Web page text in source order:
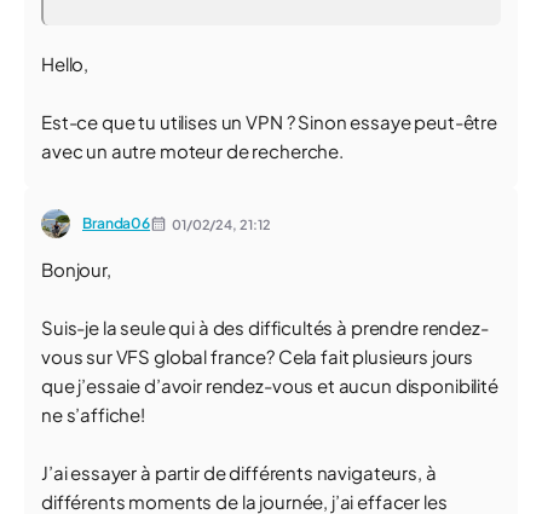
Hello,
Est-ce que tu utilises un VPN ? Sinon essaye peut-être
avec un autre moteur de recherche.
Branda06 01/02/24, 21:12
Bonjour,
Suis-je la seule qui à des difficultés à prendre rendez-
vous sur VFS global france? Cela fait plusieurs jours
que j’essaie d’avoir rendez-vous et aucun disponibilité
ne s’affiche!
J’ai essayer à partir de différents navigateurs, à
différents moments de la journée, j’ai effacer les